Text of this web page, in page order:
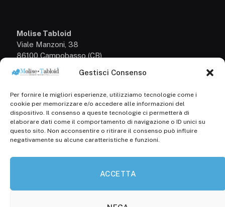
Gestisci Consenso
Per fornire le migliori esperienze, utilizziamo tecnologie come i
cookie per memorizzare e/o accedere alle informazioni del
dispositivo. Il consenso a queste tecnologie ci permetterà di
elaborare dati come il comportamento di navigazione o ID unici su
questo sito. Non acconsentire o ritirare il consenso può influire
negativamente su alcune caratteristiche e funzioni.
ACCETTA
Molise Tabloid
Viale Manzoni, 38
86100 Campobasso (CB)
Tel.+39 3333169466
Scrivici a:
info@molisetabloid.it
commerciale@molisetabloid.it
Disclaimer
Cookie Policy (UE)